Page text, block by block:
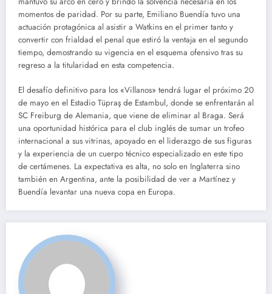
momentos de paridad. Por su parte, Emiliano Buendía tuvo una
actuación protagónica al asistir a Watkins en el primer tanto y
convertir con frialdad el penal que estiró la ventaja en el segundo
tiempo, demostrando su vigencia en el esquema ofensivo tras su
regreso a la titularidad en esta competencia.
El desafío definitivo para los «Villanos» tendrá lugar el próximo 20
de mayo en el Estadio Tüpraş de Estambul, donde se enfrentarán al
SC Freiburg de Alemania, que viene de eliminar al Braga. Será
una oportunidad histórica para el club inglés de sumar un trofeo
internacional a sus vitrinas, apoyado en el liderazgo de sus figuras
y la experiencia de un cuerpo técnico especializado en este tipo
de certámenes. La expectativa es alta, no solo en Inglaterra sino
también en Argentina, ante la posibilidad de ver a Martínez y
Buendía levantar una nueva copa en Europa.